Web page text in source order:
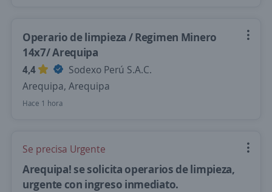
Operario de limpieza / Regimen Minero
14x7/ Arequipa
4,4
Sodexo Perú S.A.C.
Arequipa, Arequipa
Hace 1 hora
Se precisa Urgente
Arequipa! se solicita operarios de limpieza,
urgente con ingreso inmediato.